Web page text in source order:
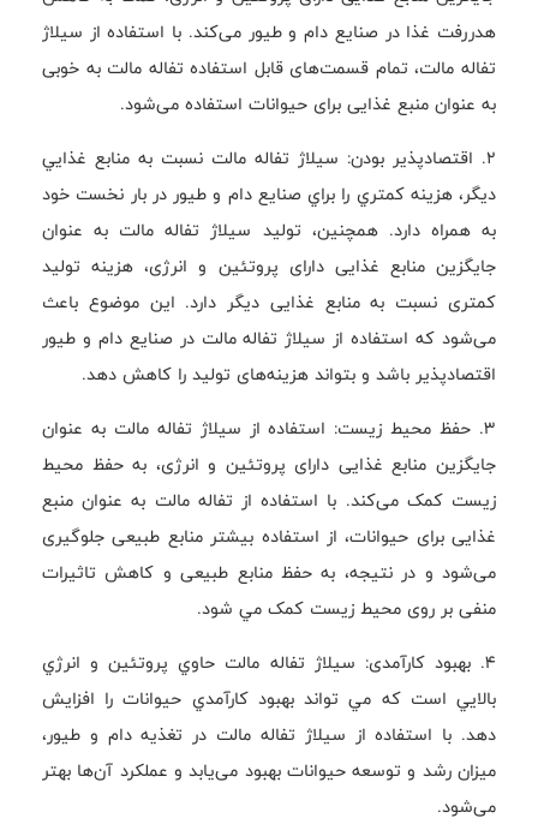
هدررفت غذا در صنایع دام و طیور می‌کند. با استفاده از سیلاژ
تفاله مالت، تمام قسمت‌های قابل استفاده تفاله مالت به خوبی
به عنوان منبع غذایی برای حیوانات استفاده می‌شود.
2. اقتصادپذیر بودن: سيلاژ تفاله مالت نسبت به منابع غذايي
ديگر، هزينه كمتري را براي صنايع دام و طيور در بار نخست خود
به همراه دارد. همچنین، تولید سیلاژ تفاله مالت به عنوان
جایگزین منابع غذایی دارای پروتئین و انرژی، هزینه تولید
کمتری نسبت به منابع غذایی دیگر دارد. این موضوع باعث
می‌شود که استفاده از سیلاژ تفاله مالت در صنایع دام و طیور
اقتصادپذیر باشد و بتواند هزینه‌های تولید را کاهش دهد.
3. حفظ محیط زیست: استفاده از سیلاژ تفاله مالت به عنوان
جایگزین منابع غذایی دارای پروتئین و انرژی، به حفظ محیط
زیست کمک می‌کند. با استفاده از تفاله مالت به عنوان منبع
غذایی برای حیوانات، از استفاده بیشتر منابع طبیعی جلوگیری
می‌شود و در نتیجه، به حفظ منابع طبیعی و کاهش تاثیرات
منفی بر روی محيط زيست کمک مي شود.
4. بهبود کارآمدی: سيلاژ تفاله مالت حاوي پروتئين و انرژي
بالايي است که مي تواند بهبود کارآمدي حيوانات را افزايش
دهد. با استفاده از سیلاژ تفاله مالت در تغذیه دام و طیور،
میزان رشد و توسعه حیوانات بهبود می‌یابد و عملکرد آن‌ها بهتر
می‌شود.